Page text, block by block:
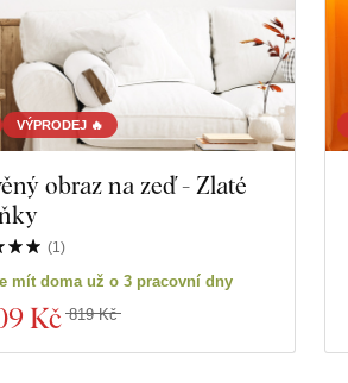
VÝPRODEJ 🔥
obraz na zeď - Zlaté
(1 )
mít doma už o 3 pracovní dny
Kč 819 Kč